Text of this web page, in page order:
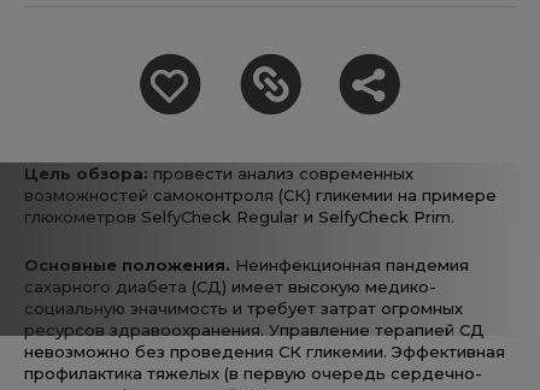
Цель обзора: провести анализ современных
возможностей самоконтроля (СК) гликемии на примере
глюкометров SelfyCheck Regular и SelfyCheck Prim.
Основные положения. Неинфекционная пандемия
сахарного диабета (СД) имеет высокую медико-
социальную значимость и требует затрат огромных
ресурсов здравоохранения. Управление терапией СД
невозможно без проведения СК гликемии. Эффективная
профилактика тяжелых (в первую очередь сердечно-